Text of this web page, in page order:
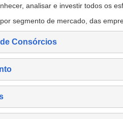
analisar e investir todos os
segmento de mercado, das
Consórcios